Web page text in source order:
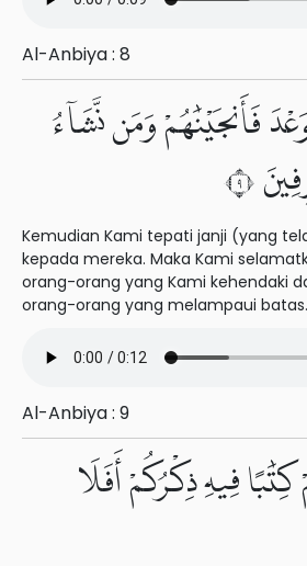
Al-Anbiya : 8
فَأَنجَيْنَٰهُمْ وَمَن نَّشَآءُ
٩
Kemudian Kami tepati janji (yang
kepada mereka. Maka Kami
orang-orang yang Kami kehendaki
orang-orang yang melampaui batas.
Al-Anbiya : 9
كِتَٰبًا فِيهِ ذِكْرُكُمْ أَفَلَا